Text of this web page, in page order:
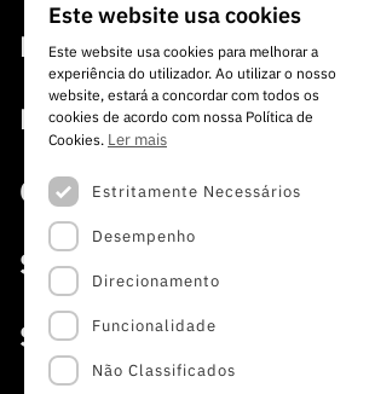
Financiamento
Programas de Financiamento
Internacional
Prémios
Media
Notas de Imprensa
Subscrever Newsletter
Subscrever Direct Mail de Concursos
Agenda
Publicações
Concursos
Concursos Abertos
Concursos Previstos
Concursos Fechados
Calendarização FCT 2026
Serviços
Serviços digitais: Tecnologia para o
Arquivo, Documentação e Informação
Sobre
A FCT
PORTUGUESE
ENGLISH
Este website usa cookies
Este website usa cookies para melhorar a
experiência do utilizador. Ao utilizar o nosso
website, estará a concordar com todos os
cookies de acordo com nossa Política de
Cookies. Ler mais
Estritamente Necessários
Desempenho
Direcionamento
Funcionalidade
Não Classificados